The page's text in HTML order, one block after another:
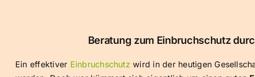
Beratung zum Einbruchschutz
Ein effektiver Einbruchschutz wird in der heutigen